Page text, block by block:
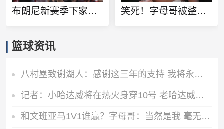
布朗尼新赛季下家预测概率：骑士46% 湖人42% 黄蜂10% 笑死！字母哥被整蛊看詹姆斯回骑士的假消息：差点给我吓出心脏病
篮球资讯
八村塁致谢湖人：感谢这三年的支持 我将永远铭记一起创造的回忆
记者：小哈达威将在热火身穿10号 老哈达威已改变主意同意让号
和文班亚马1V1谁赢？字母哥：当然是我 毫无悬念